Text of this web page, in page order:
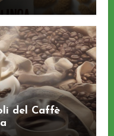
del Caffè